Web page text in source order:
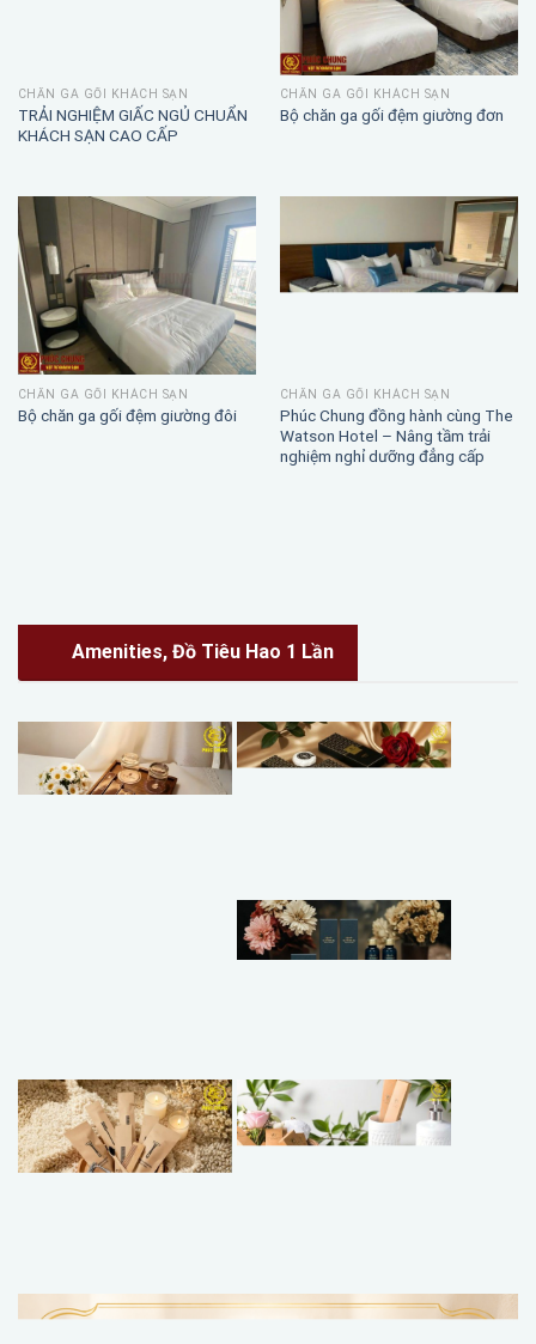
CHĂN GA GỐI KHÁCH SẠN
TRẢI NGHIỆM GIẤC NGỦ CHUẨN
KHÁCH SẠN CAO CẤP
CHĂN GA GỐI KHÁCH SẠN
Bộ chăn ga gối đệm giường đơn
CHĂN GA GỐI KHÁCH SẠN
Bộ chăn ga gối đệm giường đôi
CHĂN GA GỐI KHÁCH SẠN
Phúc Chung đồng hành cùng The
Watson Hotel – Nâng tầm trải
nghiệm nghỉ dưỡng đẳng cấp
Amenities, Đồ Tiêu Hao 1 Lần